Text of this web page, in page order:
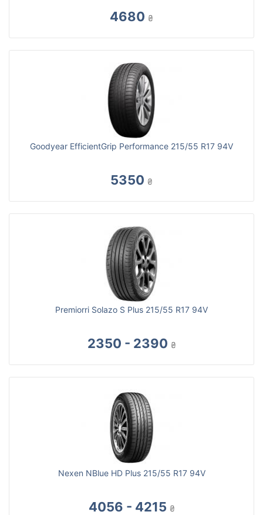
4680 ₴
Goodyear EfficientGrip Performance 215/55 R17 94V
5350 ₴
Premiorri Solazo S Plus 215/55 R17 94V
2350 - 2390 ₴
Nexen NBlue HD Plus 215/55 R17 94V
4056 - 4215 ₴